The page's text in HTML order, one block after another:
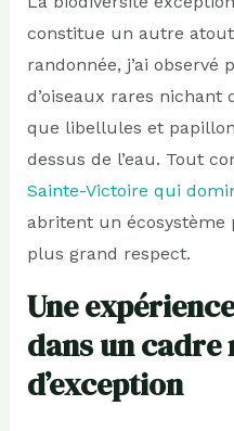
constitue un autre
randonnée, j’ai observé
d’oiseaux rares nichant
que libellules et
dessus de l’eau. Tout
Sainte-Victoire qui
abritent un
plus grand respect.
Une
dans un cadre
d’exception